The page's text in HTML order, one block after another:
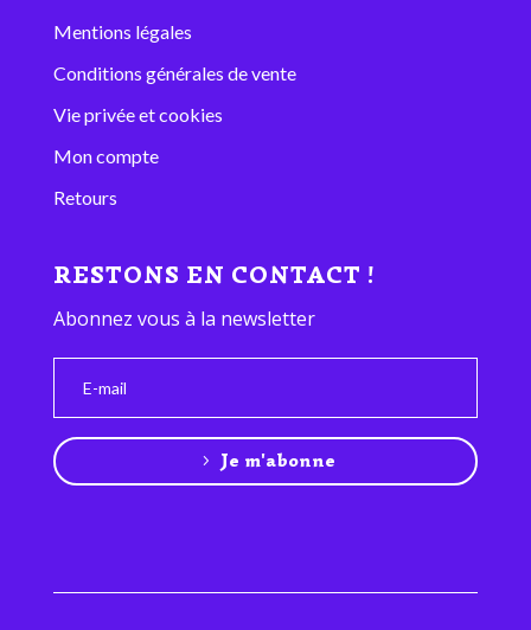
Mentions légales
Conditions générales de vente
Vie privée et cookies
Mon compte
Retours
RESTONS EN CONTACT !
Abonnez vous à la newsletter
Je m'abonne